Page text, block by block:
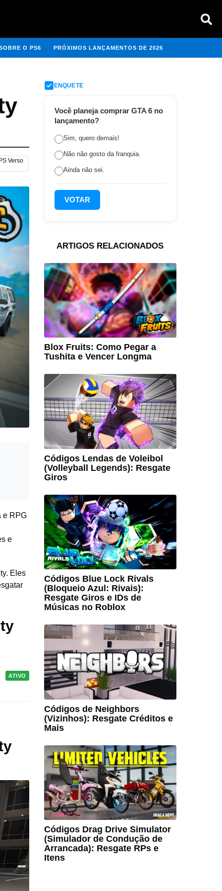
O PS6 PRÓXIMOS LANÇAMENTOS DE 2026
Verso
e RPG
e
Eles
ATIVO
ENQUETE
Você planeja comprar GTA 6 no
lançamento?
Sim, quero demais!
Não não gosto da franquia.
Ainda não sei.
VOTAR
ARTIGOS RELACIONADOS
Blox Fruits: Como Pegar a
Tushita e Vencer Longma
Códigos Lendas de Voleibol
(Volleyball Legends): Resgate
Giros
Códigos Blue Lock Rivals
(Bloqueio Azul: Rivais):
Resgate Giros e IDs de
Músicas no Roblox
Códigos de Neighbors
(Vizinhos): Resgate Créditos e
Mais
Códigos Drag Drive Simulator
(Simulador de Condução de
Arrancada): Resgate RPs e
Itens